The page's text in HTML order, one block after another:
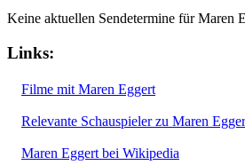
Keine aktuellen Sendetermine für Maren
Links:
Filme mit Maren Eggert
Relevante Schauspieler zu Maren
Maren Eggert bei Wikipedia